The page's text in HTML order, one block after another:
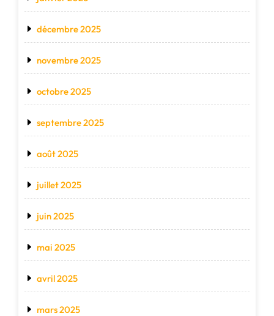
décembre 2025
novembre 2025
octobre 2025
septembre 2025
août 2025
juillet 2025
juin 2025
mai 2025
avril 2025
mars 2025